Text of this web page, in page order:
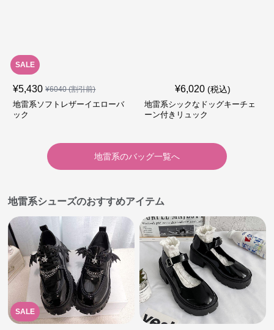
SALE
¥5,430 ¥6040(割引前)
地雷系ソフトレザーイエローバ
ック
¥6,020 (税込)
地雷系シックなドッグキーチェ
ーン付きリュック
地雷系のバッグ一覧へ
地雷系シューズのおすすめアイテム
SALE